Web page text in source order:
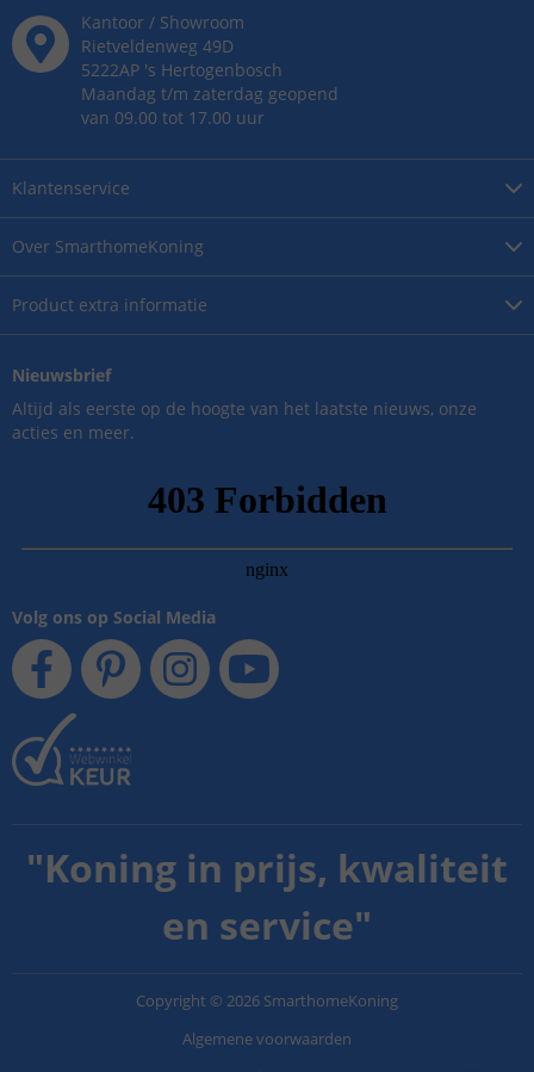
Over SmarthomeKoning
Product extra informatie
Klantenservice
Kantoor / Showroom
Rietveldenweg 49D
5222AP 's Hertogenbosch
Maandag t/m zaterdag geopend
van 09.00 tot 17.00 uur
Nieuwsbrief
Altijd als eerste op de hoogte van het laatste nieuws, onze
acties en meer.
Volg ons op Social Media
"Koning in prijs, kwaliteit
en service"
Copyright © 2026 SmarthomeKoning
Algemene voorwaarden